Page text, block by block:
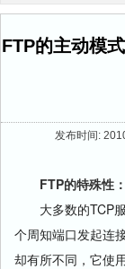
最新文章
FTP的主动模
发布时间:
FTP的特殊性：
大多数的TCP服
个周知端口发起连
却有所不同，它使